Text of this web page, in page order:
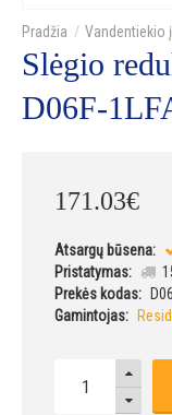
Vandentiekio
Slėgio
D06F-
171.03€
Atsargų būsena:
Pristatymas:
Prekės kodas:
Gamintojas: